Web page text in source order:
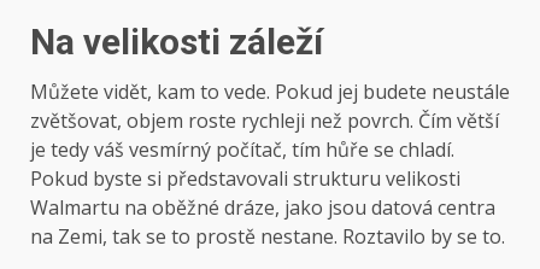
Na velikosti záleží
Můžete vidět, kam to vede. Pokud jej budete neustále
zvětšovat, objem roste rychleji než povrch. Čím větší
je tedy váš vesmírný počítač, tím hůře se chladí.
Pokud byste si představovali strukturu velikosti
Walmartu na oběžné dráze, jako jsou datová centra
na Zemi, tak se to prostě nestane. Roztavilo by se to.